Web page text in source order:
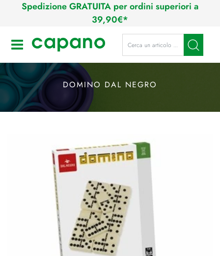
Spedizione GRATUITA per ordini superiori a
39,90€*
Open La modifica di un filtro
DOMINO DAL NEGRO